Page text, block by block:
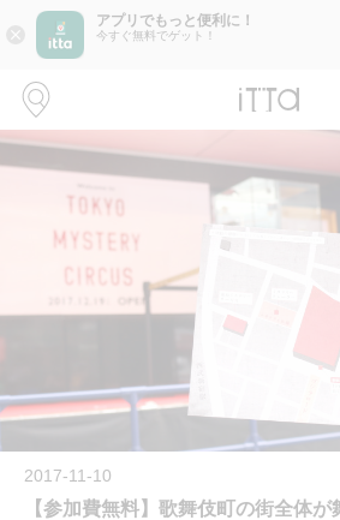
close
アプリでもっと便利に！
今すぐ無料でゲット！
2017-11-10
【参加費無料】歌舞伎町の街全体